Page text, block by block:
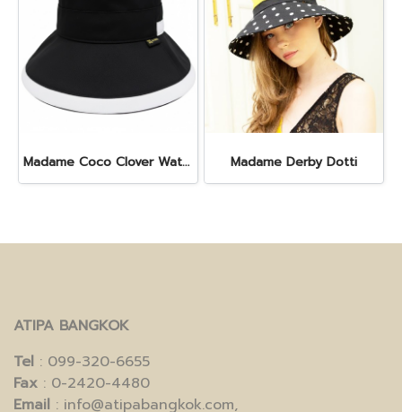
Madame Coco Clover Waterproof (Misty Black) Madame Derby Dotti
ATIPA BANGKOK
Tel : 099-320-6655
Fax : 0-2420-4480
Email : info@atipabangkok.com,